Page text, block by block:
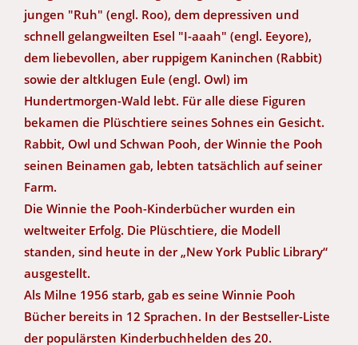
jungen "Ruh" (engl. Roo), dem depressiven und
schnell gelangweilten Esel "I-aaah" (engl. Eeyore),
dem liebevollen, aber ruppigem Kaninchen (Rabbit)
sowie der altklugen Eule (engl. Owl) im
Hundertmorgen-Wald lebt. Für alle diese Figuren
bekamen die Plüschtiere seines Sohnes ein Gesicht.
Rabbit, Owl und Schwan Pooh, der Winnie the Pooh
seinen Beinamen gab, lebten tatsächlich auf seiner
Farm.
Die Winnie the Pooh-Kinderbücher wurden ein
weltweiter Erfolg. Die Plüschtiere, die Modell
standen, sind heute in der „New York Public Library“
ausgestellt.
Als Milne 1956 starb, gab es seine Winnie Pooh
Bücher bereits in 12 Sprachen. In der Bestseller-Liste
der populärsten Kinderbuchhelden des 20.